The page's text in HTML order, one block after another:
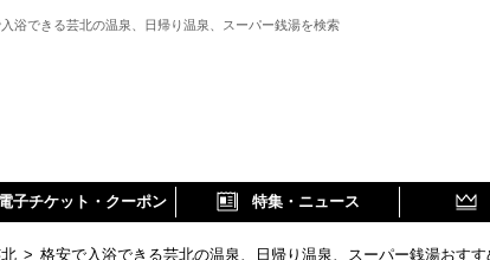
浴できる芸北の温泉、日帰り温泉、スーパー銭湯を検索
電子チケット・クーポン 特集・ニュース
> 格安で入浴できる芸北の温泉、日帰り温泉、スーパー銭湯おすす